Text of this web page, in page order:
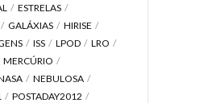
ESTRELAS
GALÁXIAS
HIRISE
ISS LPOD
LRO
MERCÚRIO
NEBULOSA
POSTADAY2012